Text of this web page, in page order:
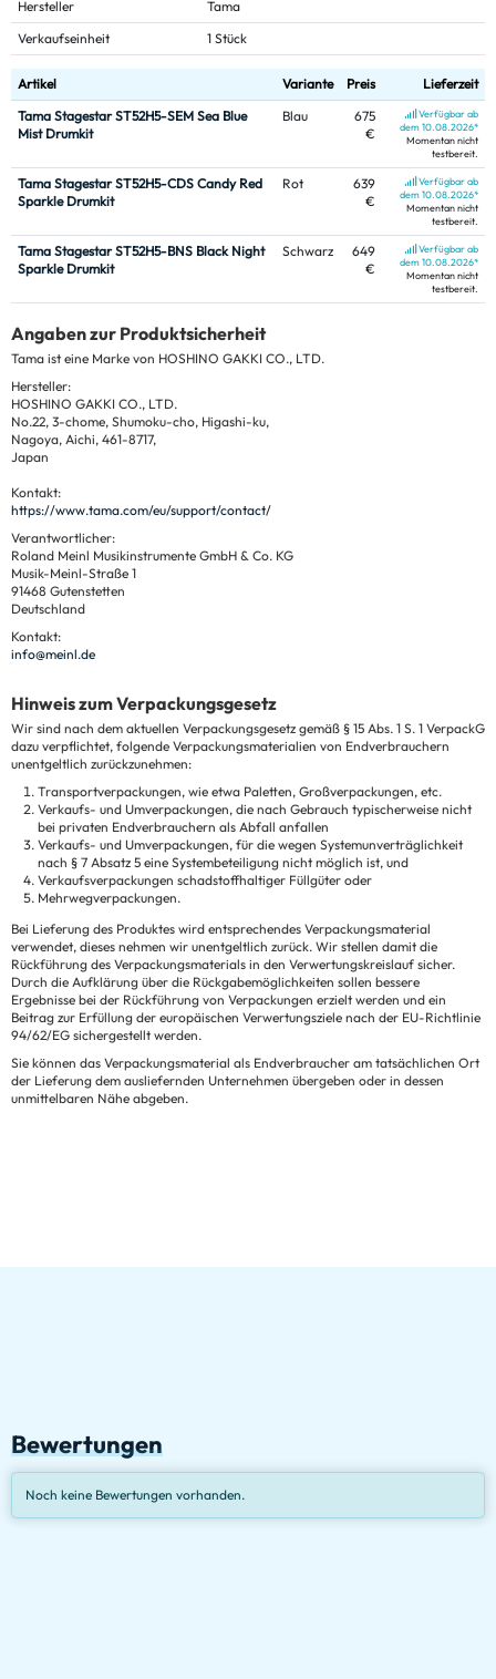
Hersteller
Tama
Verkaufseinheit
1 Stück
Artikel Variante Preis
Lieferzeit
Tama Stagestar ST52H5-SEM Sea Blue
Mist Drumkit
Blau
675
€
Verfügbar ab
dem 10.08.2026*
Momentan nicht
testbereit.
Tama Stagestar ST52H5-CDS Candy Red
Sparkle Drumkit
Rot
639
€
Verfügbar ab
dem 10.08.2026*
Momentan nicht
testbereit.
Tama Stagestar ST52H5-BNS Black Night
Sparkle Drumkit
Schwarz
649
€
Verfügbar ab
dem 10.08.2026*
Momentan nicht
testbereit.
Angaben zur Produktsicherheit
Tama ist eine Marke von HOSHINO GAKKI CO., LTD.
Hersteller:
HOSHINO GAKKI CO., LTD.
No.22, 3-chome, Shumoku-cho, Higashi-ku,
Nagoya, Aichi, 461-8717,
Japan
Kontakt:
https://www.tama.com/eu/support/contact/
Verantwortlicher:
Roland Meinl Musikinstrumente GmbH & Co. KG
Musik-Meinl-Straße 1
91468 Gutenstetten
Deutschland
Kontakt:
info@meinl.de
Hinweis zum Verpackungsgesetz
Wir sind nach dem aktuellen Verpackungsgesetz gemäß § 15 Abs. 1 S. 1 VerpackG
dazu verpflichtet, folgende Verpackungsmaterialien von Endverbrauchern
unentgeltlich zurückzunehmen:
Transportverpackungen, wie etwa Paletten, Großverpackungen, etc.
Verkaufs- und Umverpackungen, die nach Gebrauch typischerweise nicht
bei privaten Endverbrauchern als Abfall anfallen
Verkaufs- und Umverpackungen, für die wegen Systemunverträglichkeit
nach § 7 Absatz 5 eine Systembeteiligung nicht möglich ist, und
Verkaufsverpackungen schadstoffhaltiger Füllgüter oder
Mehrwegverpackungen.
Bei Lieferung des Produktes wird entsprechendes Verpackungsmaterial
verwendet, dieses nehmen wir unentgeltlich zurück. Wir stellen damit die
Rückführung des Verpackungsmaterials in den Verwertungskreislauf sicher.
Durch die Aufklärung über die Rückgabemöglichkeiten sollen bessere
Ergebnisse bei der Rückführung von Verpackungen erzielt werden und ein
Beitrag zur Erfüllung der europäischen Verwertungsziele nach der EU-Richtlinie
94/62/EG sichergestellt werden.
Sie können das Verpackungsmaterial als Endverbraucher am tatsächlichen Ort
der Lieferung dem ausliefernden Unternehmen übergeben oder in dessen
unmittelbaren Nähe abgeben.
Bewertungen
Noch keine Bewertungen vorhanden.